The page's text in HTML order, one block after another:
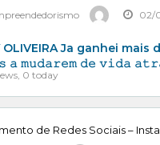
02/
OLIVEIRA Ja ganhei
𝚊 𝚖𝚞𝚍𝚊𝚛𝚎𝚖 𝚍𝚎 𝚟𝚒𝚍𝚊
0 today
de Redes Sociais –